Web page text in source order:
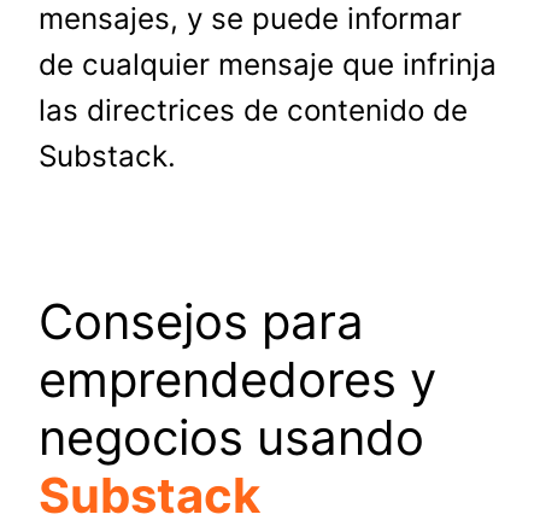
mensajes, y se puede informar
de cualquier mensaje que infrinja
las directrices de contenido de
Substack.
Consejos para
emprendedores y
negocios usando
Substack